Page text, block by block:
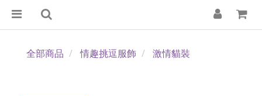
全部商品 情趣挑逗服飾 激情貓裝